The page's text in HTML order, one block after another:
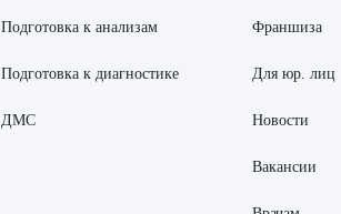
Подготовка к анализам
Подготовка к диагностике
ДМС
Франшиза
Для юр. лиц
Новости
Вакансии